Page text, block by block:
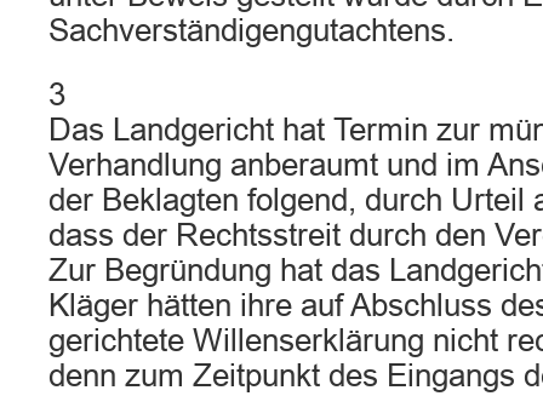
Sachverständigengutachtens.
3
Das Landgericht hat Termin zur
Verhandlung anberaumt und im
der Beklagten folgend, durch Urteil
dass der Rechtsstreit durch den
Zur Begründung hat das
Kläger hätten ihre auf Abschluss
gerichtete Willenserklärung nicht
denn zum Zeitpunkt des Eingangs